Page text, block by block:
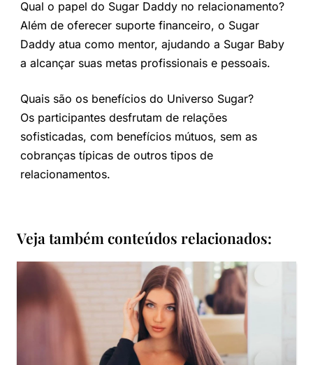
Qual o papel do Sugar Daddy no relacionamento?
Além de oferecer suporte financeiro, o Sugar
Daddy atua como mentor, ajudando a Sugar Baby
a alcançar suas metas profissionais e pessoais.
Quais são os benefícios do Universo Sugar?
Os participantes desfrutam de relações
sofisticadas, com benefícios mútuos, sem as
cobranças típicas de outros tipos de
relacionamentos.
Veja também conteúdos relacionados: